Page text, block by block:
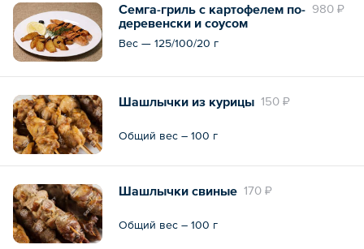
980 ₽
Семга-гриль с картофелем по-
деревенски и соусом
наршараб
Вес — 125/100/20 г
150 ₽
Шашлычки из курицы
Общий вес – 100 г
170 ₽
Шашлычки свиные
Общий вес – 100 г